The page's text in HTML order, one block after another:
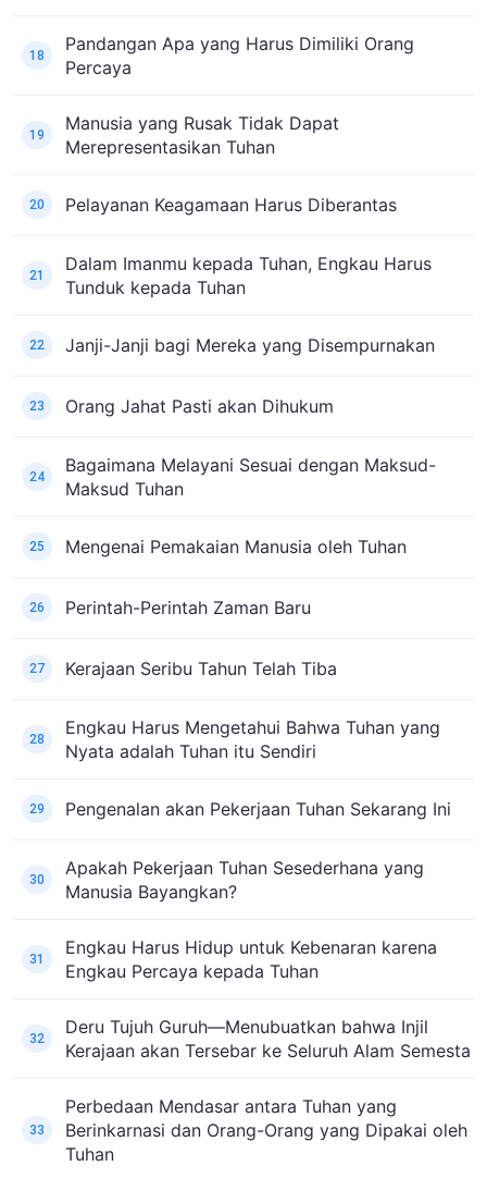
18
Pandangan Apa yang Harus Dimiliki Orang
Percaya
19
Manusia yang Rusak Tidak Dapat
Merepresentasikan Tuhan
20 Pelayanan Keagamaan Harus Diberantas
21
Dalam Imanmu kepada Tuhan, Engkau Harus
Tunduk kepada Tuhan
22 Janji-Janji bagi Mereka yang Disempurnakan
23 Orang Jahat Pasti akan Dihukum
24
Bagaimana Melayani Sesuai dengan Maksud-
Maksud Tuhan
25 Mengenai Pemakaian Manusia oleh Tuhan
26 Perintah-Perintah Zaman Baru
27 Kerajaan Seribu Tahun Telah Tiba
28
Engkau Harus Mengetahui Bahwa Tuhan yang
Nyata adalah Tuhan itu Sendiri
29 Pengenalan akan Pekerjaan Tuhan Sekarang Ini
30
Apakah Pekerjaan Tuhan Sesederhana yang
Manusia Bayangkan?
31
Engkau Harus Hidup untuk Kebenaran karena
Engkau Percaya kepada Tuhan
32
Deru Tujuh Guruh—Menubuatkan bahwa Injil
Kerajaan akan Tersebar ke Seluruh Alam Semesta
33
Perbedaan Mendasar antara Tuhan yang
Berinkarnasi dan Orang-Orang yang Dipakai oleh
Tuhan